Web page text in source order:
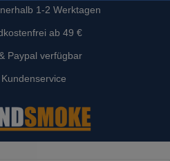
1-2 Werktagen
ab 49 €
Paypal verfügbar